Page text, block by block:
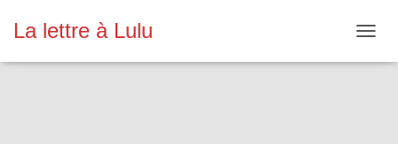
La lettre à Lulu
U